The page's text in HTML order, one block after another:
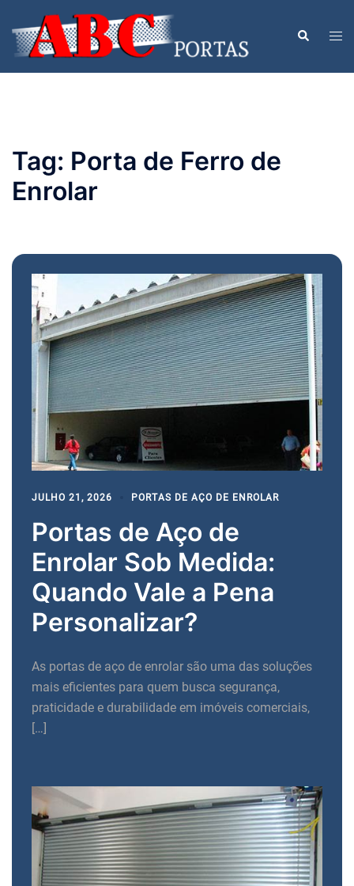
para
conteúdo
Search
Tag: Porta de Ferro de
Enrolar
JULHO 21, 2026 PORTAS DE AÇO DE ENROLAR
Portas de Aço de
Enrolar Sob Medida:
Quando Vale a Pena
Personalizar?
As portas de aço de enrolar são uma das soluções
mais eficientes para quem busca segurança,
praticidade e durabilidade em imóveis comerciais,
[…]